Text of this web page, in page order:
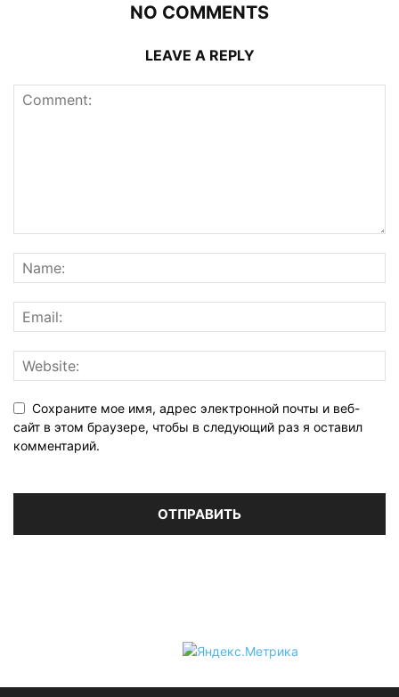
NO COMMENTS
LEAVE A REPLY
Сохраните мое имя, адрес электронной почты и веб-
сайт в этом браузере, чтобы в следующий раз я оставил
комментарий.